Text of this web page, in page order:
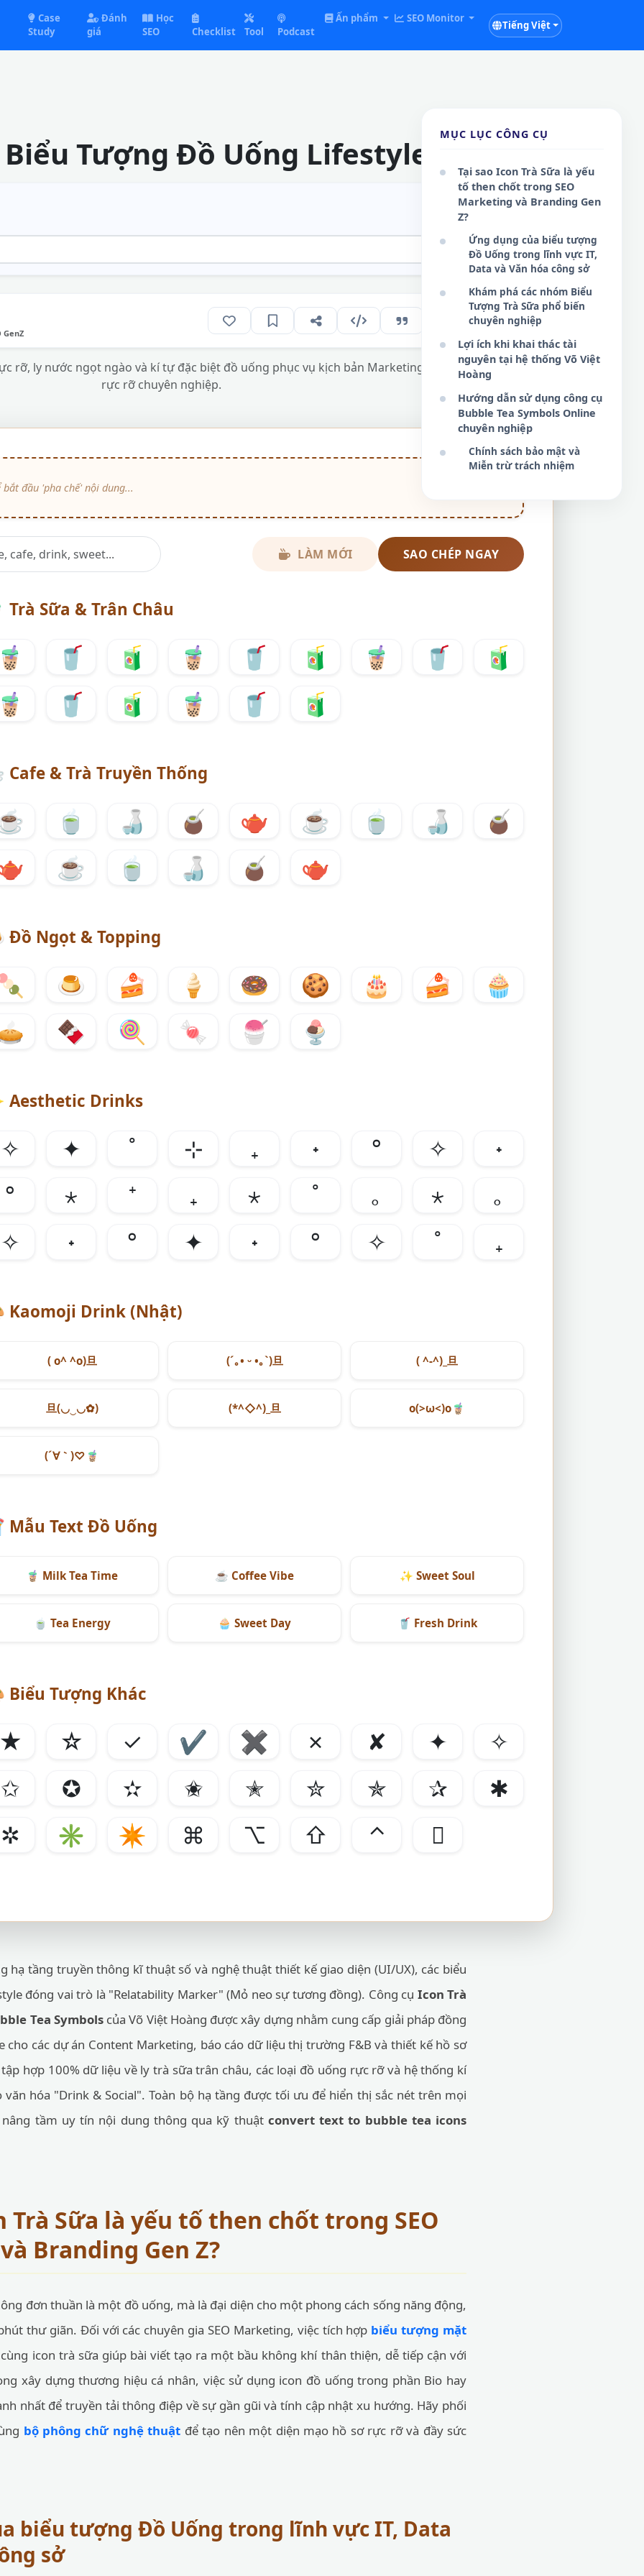
Case
Study
Đánh
giá
Học
SEO
Checklist Tool Podcast
Ấn phẩm SEO Monitor
Tiếng Việt
Tượng Đồ Uống Lifestyle Online
151
rỡ, ly nước ngọt ngào và kí tự đặc biệt đồ uống phục vụ kịch bản Marketing xu hướng và hồ sơ số
rực rỡ chuyên nghiệp.
LÀM MỚI SAO CHÉP NGAY
Trà Sữa & Trân Châu
🥤 🧃 🧋 🥤 🧃 🧋 🥤
🧃
🥤 🧃 🧋 🥤 🧃
Cafe & Trà Truyền Thống
🍵 🍶 🧉 🫖 ☕ 🍵 🍶
🧉
☕ 🍵 🍶 🧉 🫖
Đồ Ngọt & Topping
🍮 🍰 🍦 🍩 🍪 🎂 🍰
🧁
🍫 🍭 🍬 🍧 🍨
Aesthetic Drinks
✧ ✦ ˚ ⊹ ₊ ˖ ° ✧
˖
°
⋆ ⁺ ₊ ⋆ ˚ ｡ ⋆
｡
✧
˖ ° ✦ ˖ ° ✧ ˚ ₊
Kaomoji Drink (Nhật)
( o^ ^o)旦 (´｡• ᵕ •｡`)旦 ( ^-^)_旦
旦(◡‿◡✿) (*^◇^)_旦 o(>ω<)o 🧋
(´∀｀)♡ 🧋
Mẫu Text Đồ Uống
🧋 Milk Tea Time ☕ Coffee Vibe ✨ Sweet Soul
🍵 Tea Energy 🧁 Sweet Day 🥤 Fresh Drink
Biểu Tượng Khác
☆ ✓ ✔ ✖ ✗ ✘ ✦
✧
✩
✪ ✫ ✬ ✭ ✮ ✯ ✰
✱
✲
✳ ✴ ⌘ ⌥ ⇧ ⌃ 
hạ tầng truyền thông kĩ thuật số và nghệ thuật thiết kế giao diện (UI/UX), các biểu
đóng vai trò là "Relatability Marker" (Mỏ neo sự tương đồng). Công cụ Icon Trà
Tea Symbolscủa Võ Việt Hoàng được xây dựng nhằm cung cấp giải pháp đồng
cho các dự án Content Marketing, báo cáo dữ liệu thị trường F&B và thiết kế hồ sơ
hợp 100% dữ liệu về ly trà sữa trân châu, các loại đồ uống rực rỡ và hệ thống kí
hóa "Drink & Social". Toàn bộ hạ tầng được tối ưu để hiển thị sắc nét trên mọi
tầm uy tín nội dung thông qua kỹ thuật convert text to bubble tea icons
Trà Sữa là yếu tố then chốt trong SEO
Branding Gen Z?
đơn thuần là một đồ uống, mà là đại diện cho một phong cách sống năng động,
thư giãn. Đối với các chuyên gia SEO Marketing, việc tích hợp biểu tượng mặt
icon trà sữa giúp bài viết tạo ra một bầu không khí thân thiện, dễ tiếp cận với
xây dựng thương hiệu cá nhân, việc sử dụng icon đồ uống trong phần Bio hay
nhất để truyền tải thông điệp về sự gần gũi và tính cập nhật xu hướng. Hãy phối
bộ phông chữ nghệ thuật để tạo nên một diện mạo hồ sơ rực rỡ và đầy sức
biểu tượng Đồ Uống trong lĩnh vực IT, Data
sở
MỤC LỤC CÔNG CỤ
Tại sao Icon Trà Sữa là yếu
tố then chốt trong SEO
Marketing và Branding Gen
Z?
Ứng dụng của biểu tượng
Đồ Uống trong lĩnh vực IT,
Data và Văn hóa công sở
Khám phá các nhóm Biểu
Tượng Trà Sữa phổ biến
chuyên nghiệp
Lợi ích khi khai thác tài
nguyên tại hệ thống Võ Việt
Hoàng
Hướng dẫn sử dụng công cụ
Bubble Tea Symbols Online
chuyên nghiệp
Chính sách bảo mật và
Miễn trừ trách nhiệm